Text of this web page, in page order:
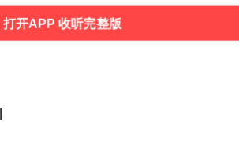
打开APP 收听完整版